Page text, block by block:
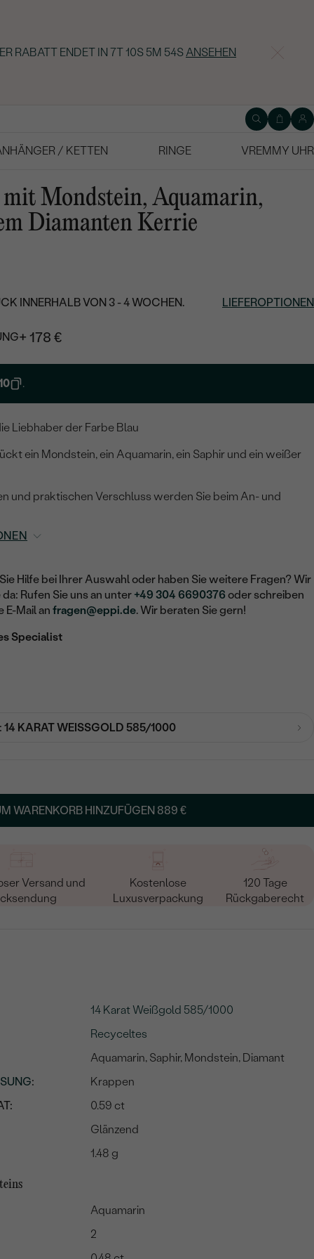
RABATT ENDET IN 7T 10S 5M 53SANSEHEN
/ KETTEN RINGE
VREMMY UHR
Mondstein, Aquamarin,
Diamanten Kerrie
INNERHALB VON 3 - 4 WOCHEN. LIEFEROPTIONEN
+ 178 €
.
Liebhaber der Farbe Blau
ein Mondstein, ein Aquamarin, ein Saphir und ein weißer
und praktischen Verschluss werden Sie beim An- und
Hilfe bei Ihrer Auswahl oder haben Sie weitere Fragen? Wir
Rufen Sie uns an unter +49 304 6690376 oder schreiben
E-Mail anfragen@eppi.de. Wir beraten Sie gern!
Specialist
14 KARAT WEISSGOLD 585/1000
WARENKORB HINZUFÜGEN 889 €
Versand und
Kostenlose
Luxusverpackung
120 Tage
Rückgaberecht
14 Karat Weißgold 585/1000
Recyceltes
Aquamarin, Saphir, Mondstein, Diamant
:
Krappen
0.59 ct
Glänzend
1.48 g
Aquamarin
2